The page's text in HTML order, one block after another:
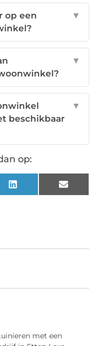
op een
▼
▼
beschikbaar
▼
op:
LinkedIn Email
met een